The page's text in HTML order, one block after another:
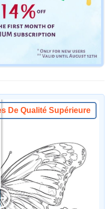
De Qualité Supérieure